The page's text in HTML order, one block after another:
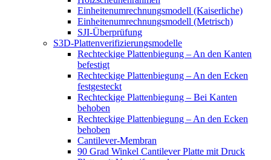
Einheitenumrechnungsmodell (Kaiserliche)
Einheitenumrechnungsmodell (Metrisch)
SJI-Überprüfung
S3D-Plattenverifizierungsmodelle
Rechteckige Plattenbiegung – An den Kanten
befestigt
Rechteckige Plattenbiegung – An den Ecken
festgesteckt
Rechteckige Plattenbiegung – Bei Kanten
behoben
Rechteckige Plattenbiegung – An den Ecken
behoben
Cantilever-Membran
90 Grad Winkel Cantilever Platte mit Druck